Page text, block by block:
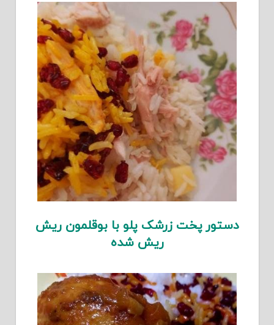
دستور پخت زرشک پلو با بوقلمون ریش
ریش شده